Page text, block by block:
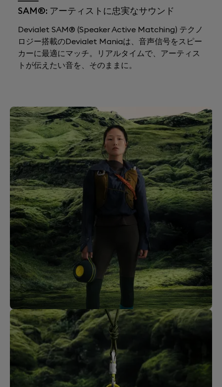
SAM®: アーティストに忠実なサウンド
Devialet SAM® (Speaker Active Matching) テクノ
ロジー搭載のDevialet Maniaは、音声信号をスピー
カーに最適にマッチ。リアルタイムで、アーティス
トが伝えたい音を、そのままに。